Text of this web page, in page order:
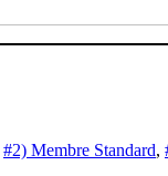
#2) Membre Standard,